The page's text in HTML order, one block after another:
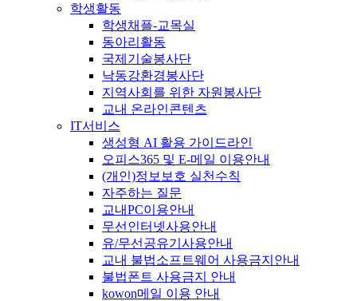
학생활동
학생채플-교목실
동아리활동
국제기술봉사단
낙동강환경봉사단
지역사회를 위한 자원봉사단
교내 온라인콘텐츠
IT서비스
생성형 AI 활용 가이드라인
오피스365 및 E-메일 이용안내
(개인)정보보호 실천수칙
자주하는 질문
교내PC이용안내
무선인터넷사용안내
유/무선공유기사용안내
교내 불법소프트웨어 사용금지안내
불법폰트 사용금지 안내
kowon메일 이용 안내